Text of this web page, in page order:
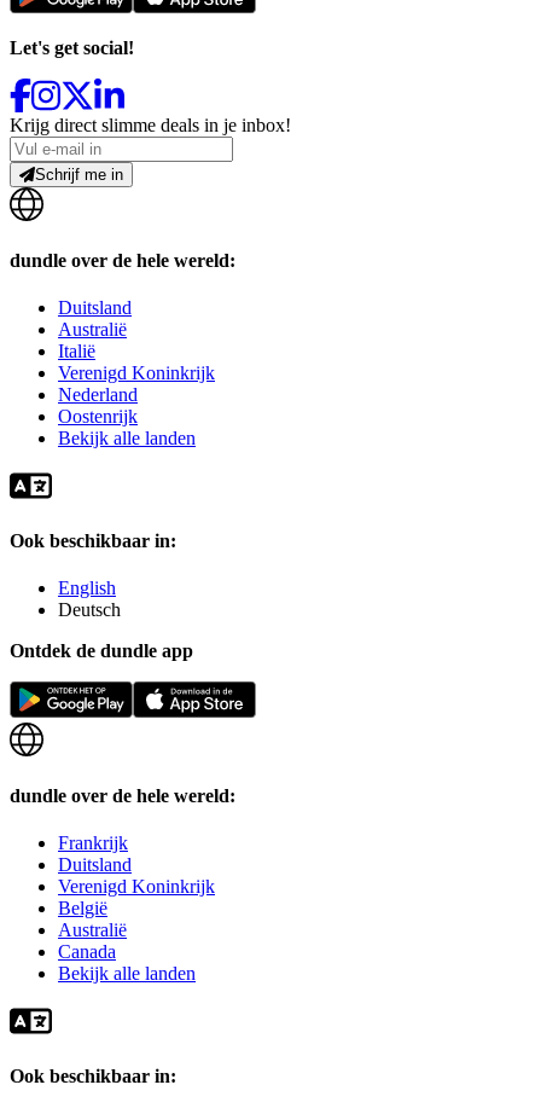
Let's get social!
Krijg direct slimme deals in je inbox!
Schrijf me in
dundle over de hele wereld:
Duitsland
Australië
Italië
Verenigd Koninkrijk
Nederland
Oostenrijk
Bekijk alle landen
Ook beschikbaar in:
English
Deutsch
Ontdek de dundle app
dundle over de hele wereld:
Frankrijk
Duitsland
Verenigd Koninkrijk
België
Australië
Canada
Bekijk alle landen
Ook beschikbaar in: